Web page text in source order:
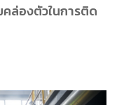
ล่องตัวในการติด